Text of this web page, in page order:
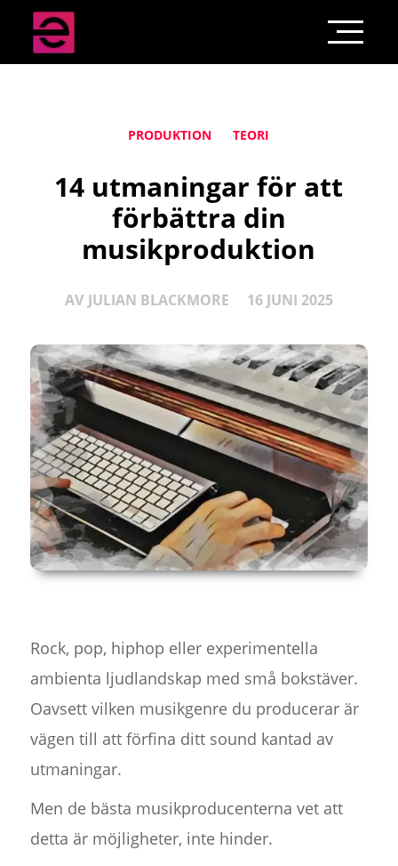
PRODUKTION TEORI
14 utmaningar för att
förbättra din
musikproduktion
AV JULIAN BLACKMORE 16 JUNI 2025
Rock, pop, hiphop eller experimentella
ambienta ljudlandskap med små bokstäver.
Oavsett vilken musikgenre du producerar är
vägen till att förfina ditt sound kantad av
utmaningar.
Men de bästa musikproducenterna vet att
detta är möjligheter, inte hinder.